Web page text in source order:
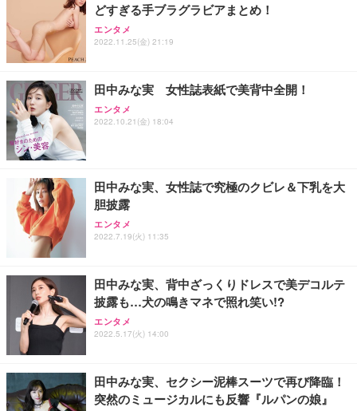
どすぎる手ブラグラビアまとめ！
エンタメ
2022.11.25(金) 21:19
田中みな実 女性誌表紙で美背中全開！
エンタメ
2022.10.21(金) 18:04
田中みな実、女性誌で究極のクビレ＆下乳を大
胆披露
エンタメ
2022.7.19(火) 11:35
田中みな実、背中ざっくりドレスで美デコルテ
披露も…犬の鳴きマネで照れ笑い!?
エンタメ
2022.5.17(火) 14:00
田中みな実、セクシー泥棒スーツで再び降臨！
突然のミュージカルにも反響『ルパンの娘』